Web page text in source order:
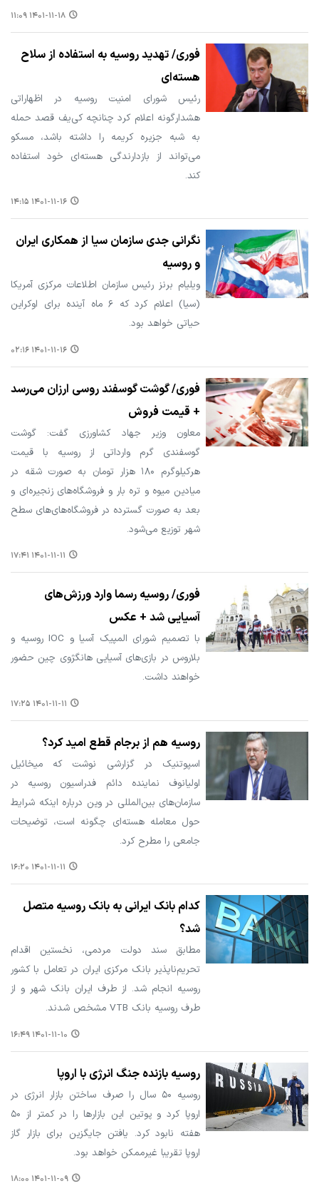
۱۴۰۱-۱۱-۱۸ ۱۱:۰۹
فوری/ تهدید روسیه به استفاده از سلاح
هسته‌ای
رئیس شورای امنیت روسیه در اظهاراتی
هشدارگونه اعلام کرد چنانچه کی‌یف قصد حمله
به شبه جزیره کریمه را داشته باشد، مسکو
می‌تواند از بازدارندگی هسته‌ای خود استفاده
کند.
۱۴۰۱-۱۱-۱۶ ۱۴:۱۵
نگرانی جدی سازمان سیا از همکاری ایران
و روسیه
ویلیام برنز رئیس سازمان اطلاعات مرکزی آمریکا
(سیا) اعلام کرد که ۶ ماه آینده برای اوکراین
حیاتی خواهد بود.
۱۴۰۱-۱۱-۱۶ ۰۲:۱۶
فوری/ گوشت گوسفند روسی ارزان می‌رسد
+ قیمت فروش
معاون وزیر جهاد کشاورزی گفت: گوشت
گوسفندی گرم وارداتی از روسیه با قیمت
هرکیلوگرم ۱۸۰ هزار تومان به صورت شقه در
میادین میوه و تره بار و فروشگاه‌های زنجیره‌ای و
بعد به صورت گسترده در فروشگاه‌های‌های سطح
شهر توزیع می‌شود.
۱۴۰۱-۱۱-۱۱ ۱۷:۴۱
فوری/ روسیه رسما وارد ورزش‌های
آسیایی شد + عکس
با تصمیم شورای المپیک آسیا و IOC روسیه و
بلاروس در بازی‌های آسیایی هانگژوی چین حضور
خواهند داشت.
۱۴۰۱-۱۱-۱۱ ۱۷:۲۵
روسیه هم از برجام قطع امید کرد؟
اسپوتنیک در گزارشی نوشت که میخائیل
اولیانوف نماینده دائم فدراسیون روسیه در
سازمان‌های بین‌المللی در وین درباره اینکه شرایط
حول معامله هسته‌ای چگونه است، توضیحات
جامعی را مطرح کرد.
۱۴۰۱-۱۱-۱۱ ۱۶:۲۰
کدام بانک ایرانی به بانک روسیه متصل
شد؟
مطابق سند دولت مردمی، نخستین اقدام
تحریم‌ناپذیر بانک مرکزی ایران در تعامل با کشور
روسیه انجام شد. از طرف ایران بانک شهر و از
طرف روسیه بانک VTB مشخص شدند.
۱۴۰۱-۱۱-۱۰ ۱۶:۴۹
روسیه بازنده جنگ انرژی با اروپا
روسیه ۵۰ سال را صرف ساختن بازار انرژی در
اروپا کرد و پوتین این بازارها را در کمتر از ۵۰
هفته نابود کرد. یافتن جایگزین برای بازار گاز
اروپا تقریبا غیرممکن خواهد بود.
۱۴۰۱-۱۱-۰۹ ۱۸:۰۰